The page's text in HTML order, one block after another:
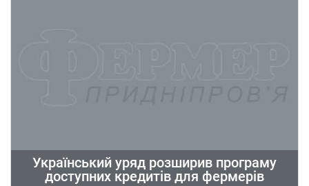
Український уряд розширив програму
доступних кредитів для фермерів